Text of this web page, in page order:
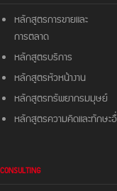
หลักสูตรการขายและ
การตลาด
หลักสูตรบริการ
หลักสูตรหัวหน้างาน
หลักสูตรทรัพยากรมมุษย์
หลักสูตรความคิดและทักษะ
CONSULTING